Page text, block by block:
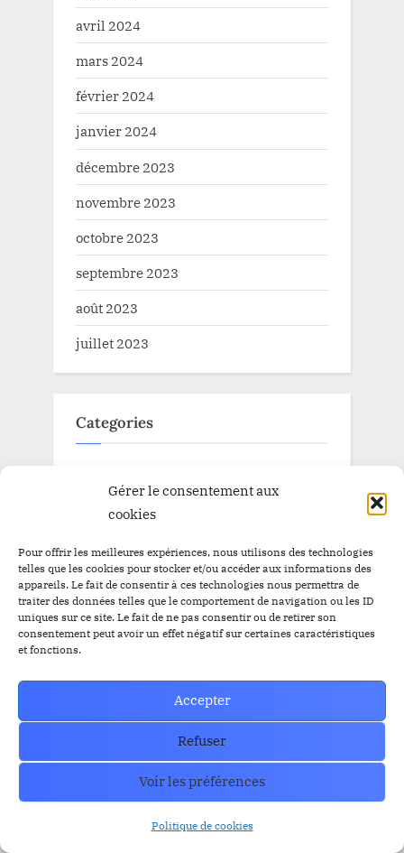
Gérer le consentement aux
cookies
Pour offrir les meilleures expériences, nous utilisons des technologies
telles que les cookies pour stocker et/ou accéder aux informations des
appareils. Le fait de consentir à ces technologies nous permettra de
traiter des données telles que le comportement de navigation ou les ID
uniques sur ce site. Le fait de ne pas consentir ou de retirer son
consentement peut avoir un effet négatif sur certaines caractéristiques
et fonctions.
Accepter
Refuser
Voir les préférences
Politique de cookies
avril 2024
mars 2024
février 2024
janvier 2024
décembre 2023
novembre 2023
octobre 2023
septembre 2023
août 2023
juillet 2023
Categories
Pépite à la une
Pépite à la une BitBankCoin